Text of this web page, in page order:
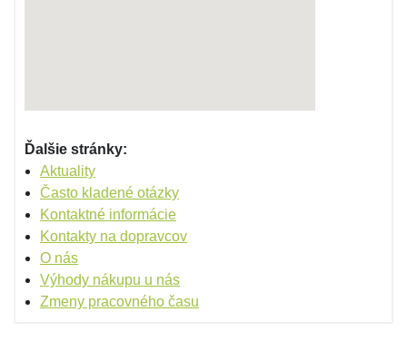
Ďalšie stránky:
Aktuality
Často kladené otázky
Kontaktné informácie
Kontakty na dopravcov
O nás
Výhody nákupu u nás
Zmeny pracovného času